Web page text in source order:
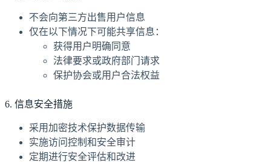
不会向第三方出售用户信息
仅在以下情况下可能共享信息：
获得用户明确同意
法律要求或政府部门请求
保护协会或用户合法权益
6. 信息安全措施
采用加密技术保护数据传输
实施访问控制和安全审计
定期进行安全评估和改进